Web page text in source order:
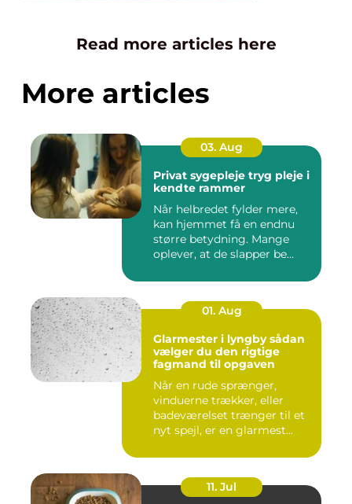
Read more articles here
More articles
03. Aug
Privat sygepleje tryg pleje i
kendte rammer
Når helbredet fylder mere,
kan hjemmet få en endnu
større betydning. Mange
oplever, at de slapper be...
01. Aug
Glarmester i lyngby sådan
vælger du den rigtige
fagmand til opgaven
Når en rude sprænger,
vinduerne trækker, eller
badeværelset trænger til et
nyt spejl, er en glarmest...
11. Jul